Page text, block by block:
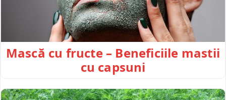
Mască cu fructe – Beneficiile mastii
cu capsuni